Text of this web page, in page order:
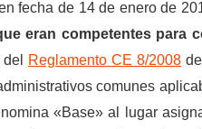
fecha de 14 de enero de
eran competentes para
Reglamento CE 8/2008de
comunes
«Base» al lugar